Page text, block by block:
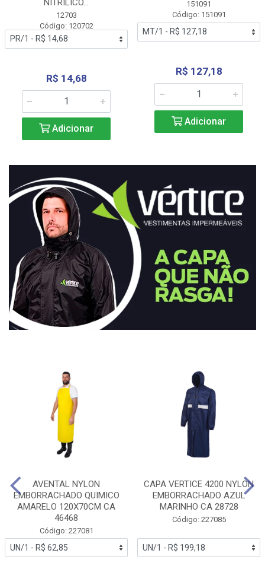
NITRÍLICO...
12703
Código: 120702
R$ 14,68
Adicionar
151091
Código: 151091
R$ 127,18
Adicionar
AVENTAL NYLON
EMBORRACHADO QUIMICO
AMARELO 120X70CM CA
46468
Código: 227081
CAPA VERTICE 4200 NYLON
EMBORRACHADO AZUL
MARINHO CA 28728
Código: 227085